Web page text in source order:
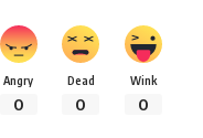
Angry
0
Dead
0
Wink
0